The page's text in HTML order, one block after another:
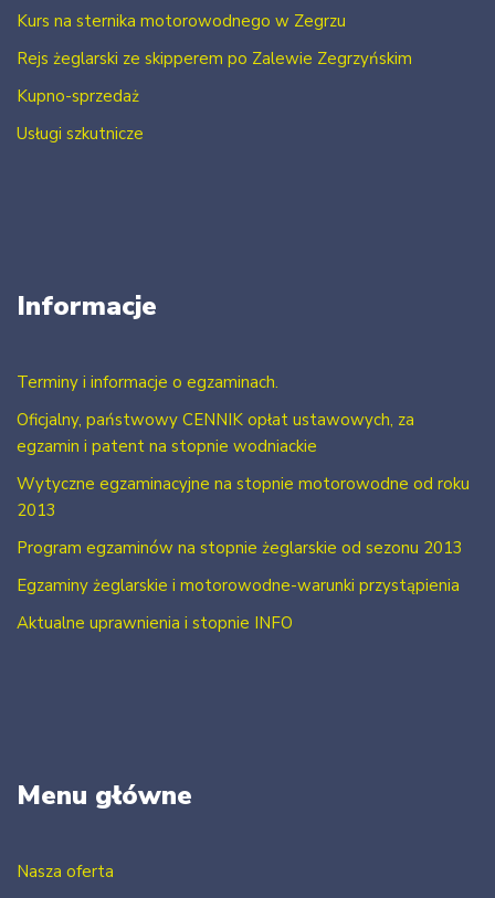
Kurs na sternika motorowodnego w Zegrzu
Rejs żeglarski ze skipperem po Zalewie Zegrzyńskim
Kupno-sprzedaż
Usługi szkutnicze
Informacje
Terminy i informacje o egzaminach.
Oficjalny, państwowy CENNIK opłat ustawowych, za
egzamin i patent na stopnie wodniackie
Wytyczne egzaminacyjne na stopnie motorowodne od roku
2013
Program egzaminów na stopnie żeglarskie od sezonu 2013
Egzaminy żeglarskie i motorowodne-warunki przystąpienia
Aktualne uprawnienia i stopnie INFO
Menu główne
Nasza oferta